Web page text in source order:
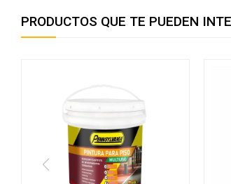
PRODUCTOS QUE TE PUEDEN